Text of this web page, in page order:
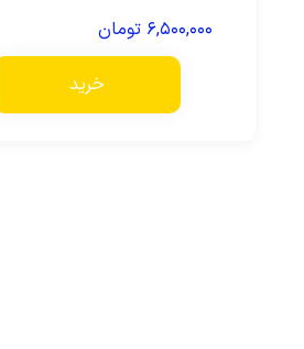
۶,۵۰۰,۰۰۰ تومان
خرید